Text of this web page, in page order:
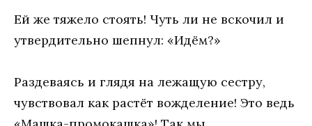
Ей же тяжело стоять! Чуть ли не вскочил и
утвердительно шепнул: «Идём?»
Раздеваясь и глядя на лежащую сестру,
чувствовал как растёт вожделение! Это ведь